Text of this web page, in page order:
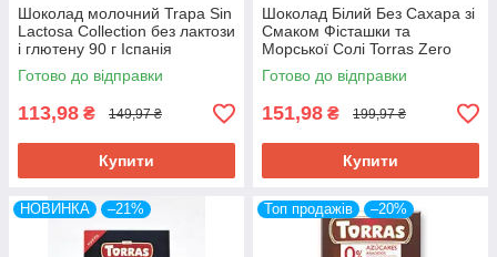
Шоколад молочний Trapa Sin
Lactosa Collection без лактози
і глютену 90 г Іспанія
Готово до відправки
113,98 ₴ 149,97 ₴
Купити
Шоколад Білий Без Сахара зі
Смаком Фісташки та
Морської Солі Torras Zero
Blanco & Pistacho con Flor de
Sal 100 г Іспанія
Готово до відправки
151,98 ₴ 199,97 ₴
Купити
НОВИНКА –21% Топ продажів –20%